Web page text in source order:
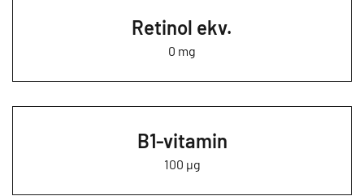
Retinol ekv.
0 mg
B1-vitamin
100 µg